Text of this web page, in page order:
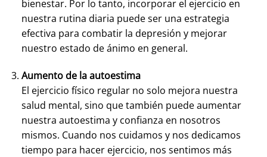
bienestar. Por lo tanto, incorporar el ejercicio en
nuestra rutina diaria puede ser una estrategia
efectiva para combatir la depresión y mejorar
nuestro estado de ánimo en general.
Aumento de la autoestima
El ejercicio físico regular no solo mejora nuestra
salud mental, sino que también puede aumentar
nuestra autoestima y confianza en nosotros
mismos. Cuando nos cuidamos y nos dedicamos
tiempo para hacer ejercicio, nos sentimos más